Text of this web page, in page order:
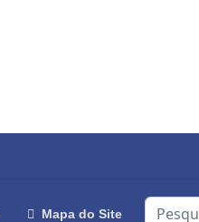
Mapa do Site
Search